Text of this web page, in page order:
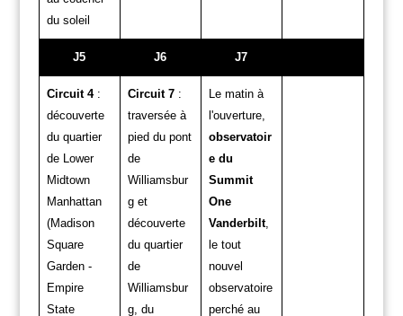
du soleil
J5 J6 J7
Circuit 4:
découverte
du quartier
de Lower
Midtown
Manhattan
(Madison
Square
Garden -
Empire
State
Circuit 7:
traversée à
pied du pont
de
Williamsbur
g et
découverte
du quartier
de
Williamsbur
g, du
Le matin à
l'ouverture,
observatoir
e du
Summit
One
Vanderbilt,
le tout
nouvel
observatoire
perché au